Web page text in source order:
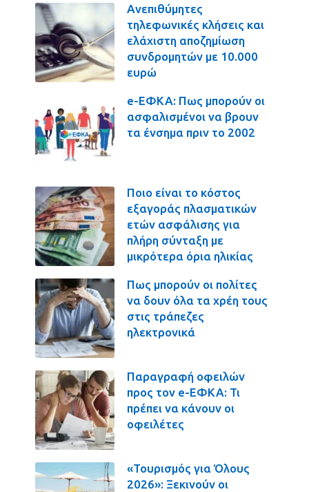
Ανεπιθύμητες
τηλεφωνικές κλήσεις και
ελάχιστη αποζημίωση
συνδρομητών με 10.000
ευρώ
e-ΕΦΚΑ: Πως μπορούν οι
ασφαλισμένοι να βρουν
τα ένσημα πριν το 2002
Ποιο είναι το κόστος
εξαγοράς πλασματικών
ετών ασφάλισης για
πλήρη σύνταξη με
μικρότερα όρια ηλικίας
Πως μπορούν οι πολίτες
να δουν όλα τα χρέη τους
στις τράπεζες
ηλεκτρονικά
Παραγραφή οφειλών
προς τον e-ΕΦΚΑ: Τι
πρέπει να κάνουν οι
οφειλέτες
«Τουρισμός για Όλους
2026»: Ξεκινούν οι